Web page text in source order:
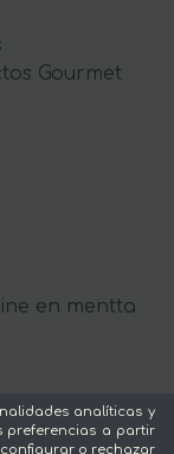
Gourmet
en mentta
analíticas y
preferencias a partir
o rechazar